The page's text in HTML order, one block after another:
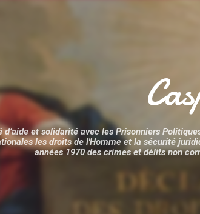
d’aide et solidarité avec les Prisonniers
les droits de l'Homme et la sécurité
années 1970 des crimes et délits non